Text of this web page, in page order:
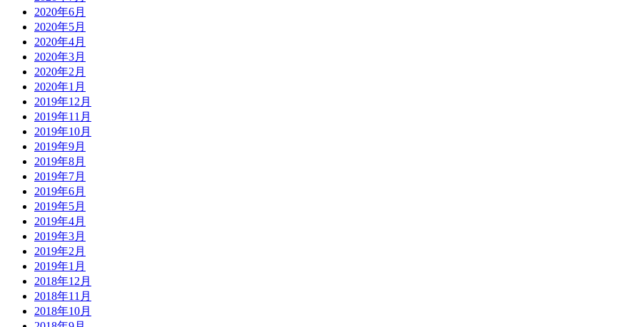
2020年6月
2020年5月
2020年4月
2020年3月
2020年2月
2020年1月
2019年12月
2019年11月
2019年10月
2019年9月
2019年8月
2019年7月
2019年6月
2019年5月
2019年4月
2019年3月
2019年2月
2019年1月
2018年12月
2018年11月
2018年10月